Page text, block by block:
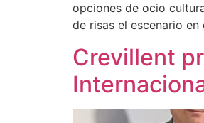
opciones de ocio
de risas el escenario
Crevillent